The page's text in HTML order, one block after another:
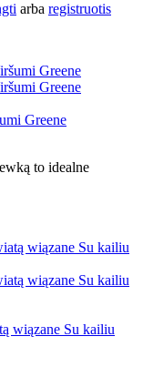
arba registruotis
Greene
to idealne
wiązane Su kailiu